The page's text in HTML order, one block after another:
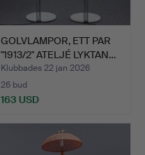
GOLVLAMPOR, ETT PAR
"1913/2" ATELJÉ LYKTAN…
Klubbades 22 jan 2026
26 bud
163 USD